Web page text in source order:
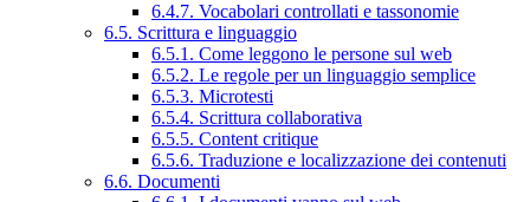
6.4.7. Vocabolari controllati e tassonomie
6.5. Scrittura e linguaggio
6.5.1. Come leggono le persone sul web
6.5.2. Le regole per un linguaggio semplice
6.5.3. Microtesti
6.5.4. Scrittura collaborativa
6.5.5. Content critique
6.5.6. Traduzione e localizzazione dei contenuti
6.6. Documenti